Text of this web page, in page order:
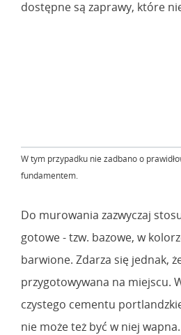
dostępne są zaprawy, które
W tym przypadku nie zadbano o
fundamentem.
Do murowania zazwyczaj
gotowe - tzw. bazowe, w
barwione. Zdarza się jednak,
przygotowywana na miejscu.
czystego cementu
nie może też być w niej